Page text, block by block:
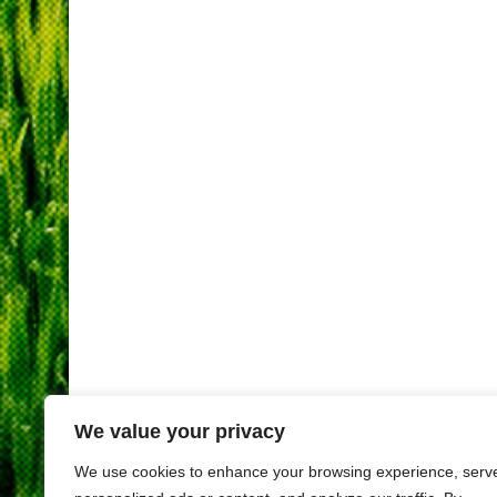
We value your privacy
We use cookies to enhance your browsing experience,